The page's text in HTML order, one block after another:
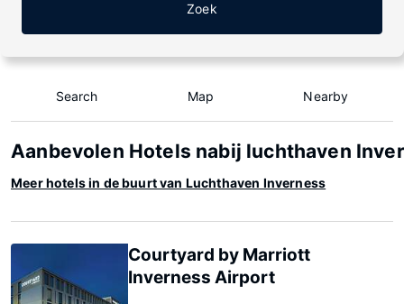
Zoek
Search Map Nearby
Aanbevolen Hotels nabij luchthaven
Meer hotels in de buurt van Luchthaven Inverness
Courtyard by Marriott
Inverness Airport